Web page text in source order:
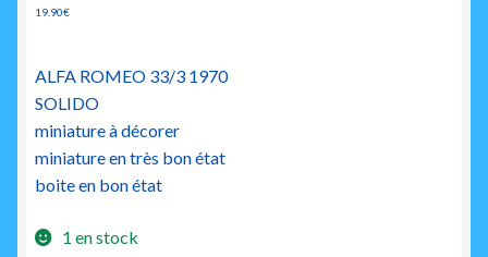
19.90€
ALFA ROMEO 33/3 1970
SOLIDO
miniature à décorer
miniature en très bon état
boite en bon état
1 en stock